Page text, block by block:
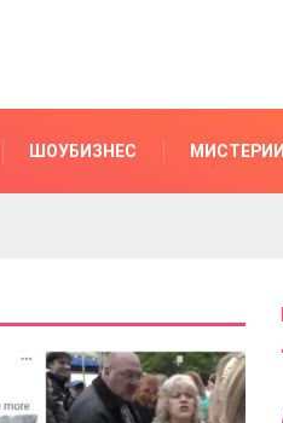
ШОУБИЗНЕС МИСТЕРИИ